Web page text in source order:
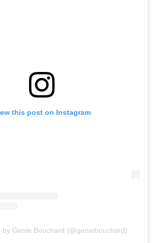
this post on Instagram
by Genie Bouchard (@geniebouchard)